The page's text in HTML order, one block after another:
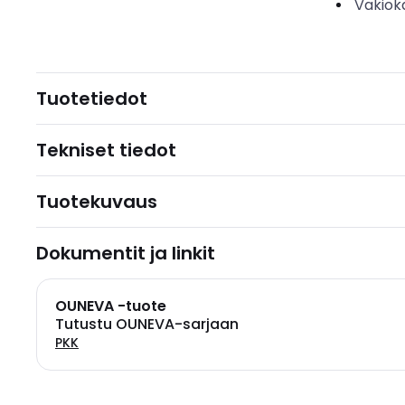
Tuotetiedot
Tekniset tiedot
Tuotekuvaus
Dokumentit ja linkit
OUNEVA -tuote
Tutustu OUNEVA-sarjaan
PKK